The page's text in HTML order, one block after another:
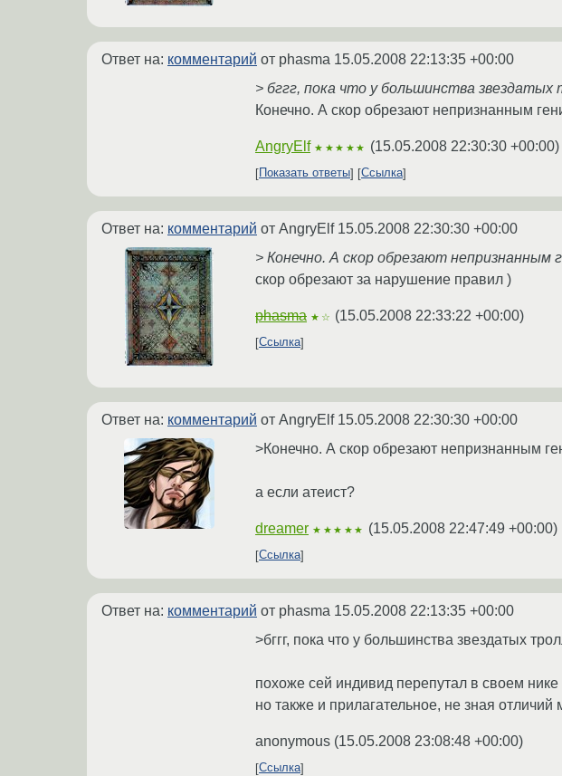
Ответ на: комментарий от phasma 15.05.2008 22:13:35 +00:00
> бггг, пока что у большинства
Конечно. А скор обрезают непризнанным
AngryElf ★★★★★ (15.05.2008 22:30:30 +00:00)
Показать ответы
Ссылка
Ответ на: комментарий от AngryElf 15.05.2008 22:30:30 +00:00
> Конечно. А скор обрезают непризнанным
скор обрезают за нарушение правил )
phasma ★☆ (15.05.2008 22:33:22 +00:00)
Ссылка
Ответ на: комментарий от AngryElf 15.05.2008 22:30:30 +00:00
>Конечно. А скор обрезают непризнанным
а если атеист?
dreamer ★★★★★ (15.05.2008 22:47:49 +00:00)
Ссылка
Ответ на: комментарий от phasma 15.05.2008 22:13:35 +00:00
>бггг, пока что у большинства звездатых
похоже сей индивид перепутал в своем
но также и прилагательное, не зная
anonymous (15.05.2008 23:08:48 +00:00)
Ссылка